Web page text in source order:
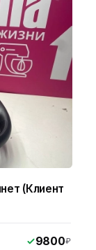
(Клиент
9800₽